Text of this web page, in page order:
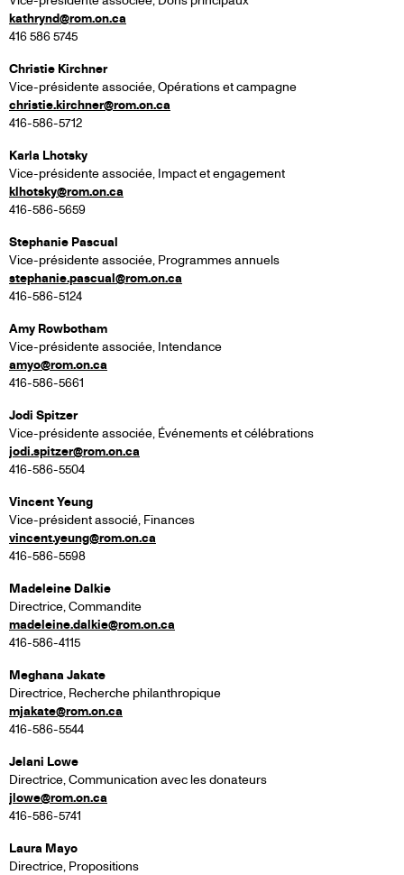
kathrynd@rom.on.ca
416 586 5745
Christie Kirchner
Vice-présidente associée, Opérations et campagne
christie.kirchner@rom.on.ca
416-586-5712
Karla Lhotsky
Vice-présidente associée, Impact et engagement
klhotsky@rom.on.ca
416-586-5659
Stephanie Pascual
Vice-présidente associée, Programmes annuels
stephanie.pascual@rom.on.ca
416-586-5124
Amy Rowbotham
Vice-présidente associée, Intendance
amyo@rom.on.ca
416-586-5661
Jodi Spitzer
Vice-présidente associée, Événements et célébrations
jodi.spitzer@rom.on.ca
416-586-5504
Vincent Yeung
Vice-président associé, Finances
vincent.yeung@rom.on.ca
416-586-5598
Madeleine Dalkie
Directrice, Commandite
madeleine.dalkie@rom.on.ca
416-586-4115
Meghana Jakate
Directrice, Recherche philanthropique
mjakate@rom.on.ca
416-586-5544
Jelani Lowe
Directrice, Communication avec les donateurs
jlowe@rom.on.ca
416-586-5741
Laura Mayo
Directrice, Propositions